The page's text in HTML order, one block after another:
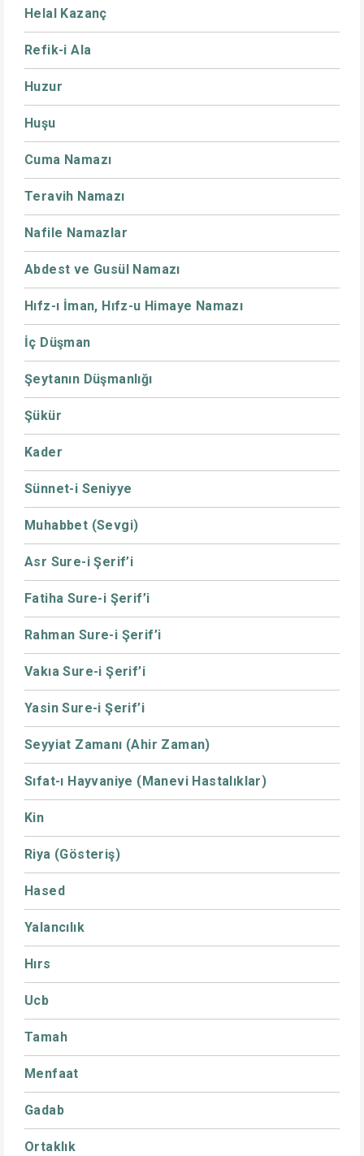
Helal Kazanç
Refik-i Ala
Huzur
Huşu
Cuma Namazı
Teravih Namazı
Nafile Namazlar
Abdest ve Gusül Namazı
Hıfz-ı İman, Hıfz-u Himaye Namazı
İç Düşman
Şeytanın Düşmanlığı
Şükür
Kader
Sünnet-i Seniyye
Muhabbet (Sevgi)
Asr Sure-i Şerif’i
Fatiha Sure-i Şerif’i
Rahman Sure-i Şerif’i
Vakıa Sure-i Şerif’i
Yasin Sure-i Şerif’i
Seyyiat Zamanı (Ahir Zaman)
Sıfat-ı Hayvaniye (Manevi Hastalıklar)
Kin
Riya (Gösteriş)
Hased
Yalancılık
Hırs
Ucb
Tamah
Menfaat
Gadab
Ortaklık